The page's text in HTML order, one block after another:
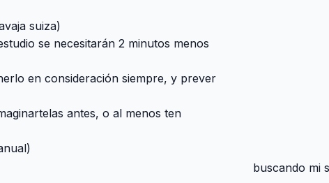
buscando mi
suiza)
se necesitarán 2 minutos menos
en consideración siempre, y prever
antes, o al menos ten